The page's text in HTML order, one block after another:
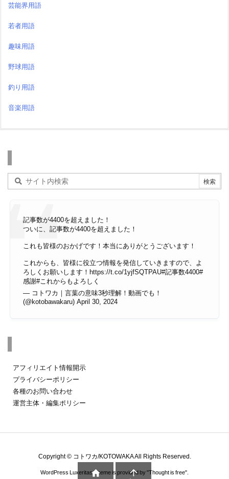
芸能界用語
若者用語
趣味用語
野球用語
釣り用語
音楽用語
記事数が4400を超えました！
ついに、記事数が4400を超えました！
これも皆様のおかげです！本当にありがとうございます！
これからも、皆様に役立つ情報を発信していきますので、よ
ろしくお願いします！ https://t.co/1yjfSQTPAU#記事数4400#
感謝#これからもよろしく
— コトワカ｜言葉の意味3秒理解！動画でも！
(@kotobawakaru) April 30, 2024
アフィリエイト情報開示
プライバシーポリシー
各種のお問い合わせ
運営主体・編集ポリシー
Copyright © コトワカ/KOTOWAKAAll Rights Reserved.
WordPress Luxeritas Theme is provided by "Thought is free".
 